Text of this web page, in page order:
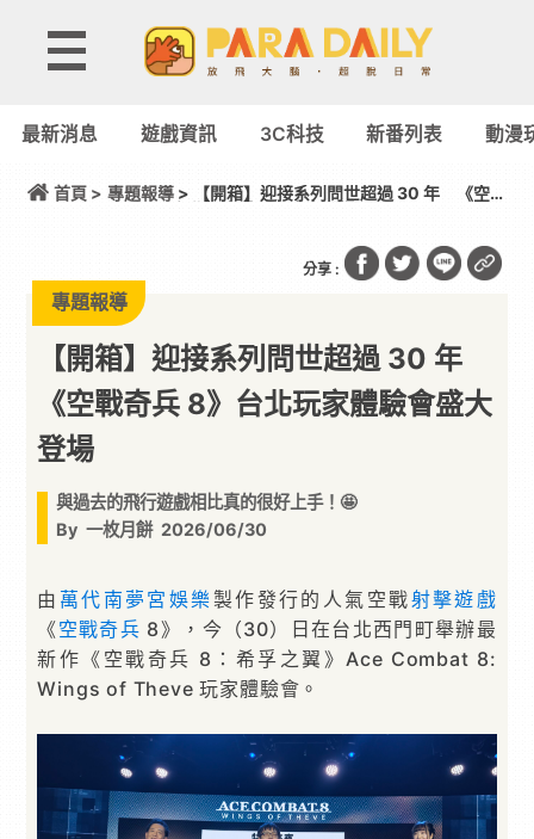
最新消息 遊戲資訊 3C科技 新番列表 動漫
首頁 > 專題報導> 【開箱】迎接系列問世超過 30 年 《空戰
分享 :
專題報導
【開箱】迎接系列問世超過 30 年
《空戰奇兵 8》台北玩家體驗會盛大
登場
與過去的飛行遊戲相比真的很好上手！🤩
By 一枚月餅 2026/06/30
由 萬代南夢宮娛樂製作發行的人氣空戰射擊遊戲
《空戰奇兵 8》，今（30）日在台北西門町舉辦最
新作《空戰奇兵 8：希孚之翼》Ace Combat 8:
Wings of Theve 玩家體驗會。